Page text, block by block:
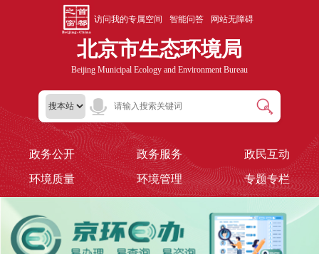
访问我的专属空间 智能问答 网站无障碍
北京市生态环境局
Beijing Municipal Ecology and Environment Bureau
政务公开 政务服务 政民互动
环境质量 环境管理 专题专栏